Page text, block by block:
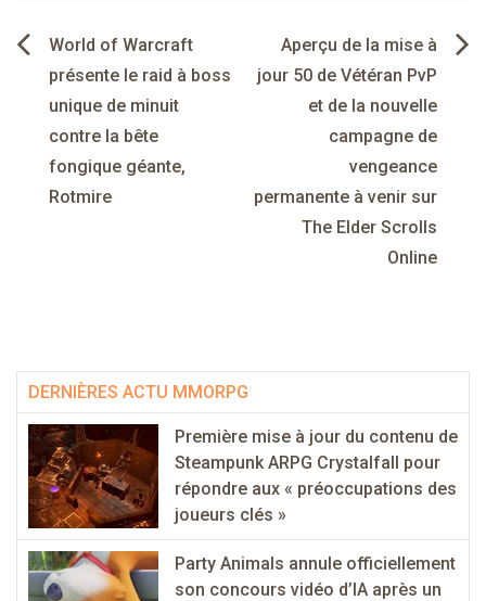
Navigation
de
l’article
World of Warcraft
présente le raid à boss
unique de minuit
contre la bête
fongique géante,
Rotmire
Aperçu de la mise à
jour 50 de Vétéran PvP
et de la nouvelle
campagne de
vengeance
permanente à venir sur
The Elder Scrolls
Online
DERNIÈRES ACTU MMORPG
Première mise à jour du contenu de
Steampunk ARPG Crystalfall pour
répondre aux « préoccupations des
joueurs clés »
Party Animals annule officiellement
son concours vidéo d’IA après un